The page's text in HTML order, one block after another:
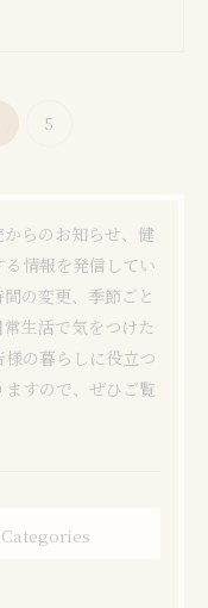
5
らのお知らせ、健
情報を発信してい
の変更、季節ごと
生活で気をつけた
の暮らしに役立つ
すので、ぜひご覧
Categories